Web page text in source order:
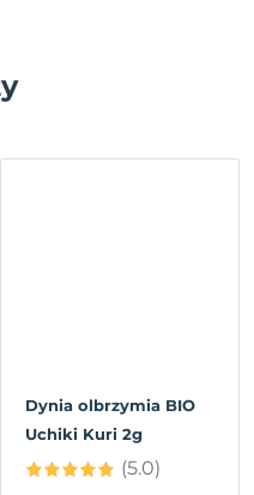
Dynia olbrzymia BIO
Uchiki Kuri 2g
(5.0)